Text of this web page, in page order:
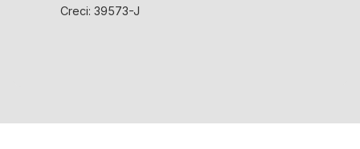
Creci: 39573-J